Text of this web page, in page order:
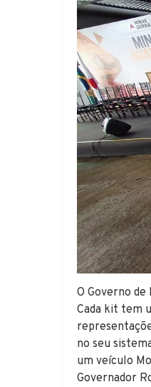
O Governo
Cada kit tem
no seu
um veículo
Governador